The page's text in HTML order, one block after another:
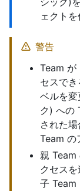
ェクトを
警告
Team が
セスで
ベルを
ク) への
された
Team の
親 Team
クセス
子 Team